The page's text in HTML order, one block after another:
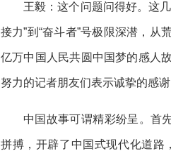
王毅：这个问题问得好。这
接力”到“奋斗者”号极限深潜，从
亿万中国人民共圆中国梦的感人
努力的记者朋友们表示诚挚的感谢
中国故事可谓精彩纷呈。首
拼搏，开辟了中国式现代化道路